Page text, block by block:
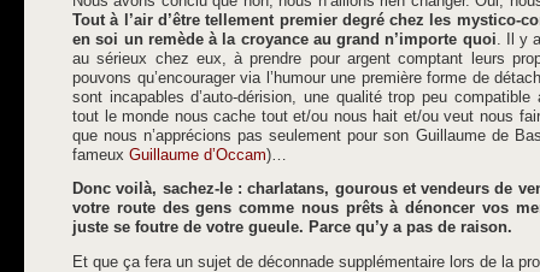
Tout à l’air d’être tellement premier degré chez les mystico-
en soi un remède à la croyance au grand n’importe quoi . Il y
au sérieux chez eux, à prendre pour argent comptant leurs
pouvons qu’encourager via l’humour une première forme de
sont incapables d’auto-dérision, une qualité trop peu
tout le monde nous cache tout et/ou nous hait et/ou veut nous
que nous n’apprécions pas seulement pour son Guillaume de
fameux Guillaume d’Occam)…
Donc voilà, sachez-le : charlatans, gourous et vendeurs de
votre route des gens comme nous prêts à dénoncer vos
juste se foutre de votre gueule. Parce qu’y a pas de raison.
Et que ça fera un sujet de déconnade supplémentaire lors de la